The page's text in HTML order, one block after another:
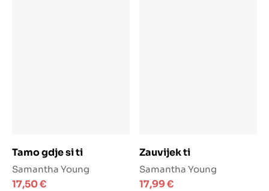
Tamo gdje si ti
Samantha Young
17,50€
Zauvijek ti
Samantha Young
17,99€